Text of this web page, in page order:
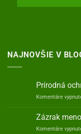
NAJNOVŠIE V
Prírodná
Komentáre
Zázrak
Komentáre